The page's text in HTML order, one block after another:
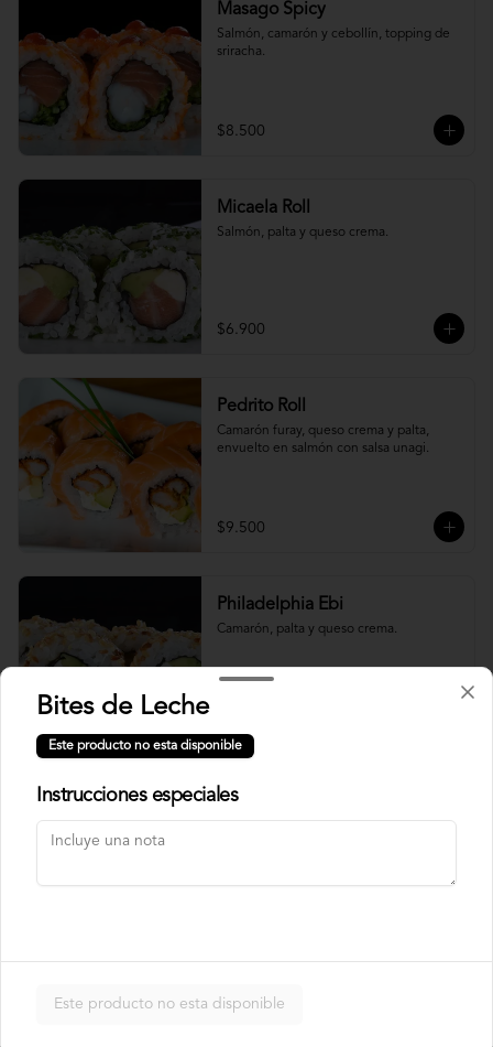
Masago Spicy
Salmón, camarón y cebollín, topping de
sriracha.
$8.500
Micaela Roll
Salmón, palta y queso crema.
$6.900
Pedrito Roll
Camarón furay, queso crema y palta,
envuelto en salmón con salsa unagi.
$9.500
Philadelphia Ebi
Camarón, palta y queso crema.
Philadelphia Roll
Rainbow Roll
Bites de Leche
Este producto no esta disponible
Instrucciones especiales
Este producto no esta disponible